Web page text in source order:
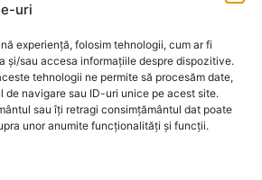
uri
experiență, folosim tehnologii, cum ar fi
și/sau accesa informațiile despre dispozitive.
tehnologii ne permite să procesăm date,
de navigare sau ID-uri unice pe acest site.
sau îți retragi consimțământul dat poate
unor anumite funcționalități și funcții.